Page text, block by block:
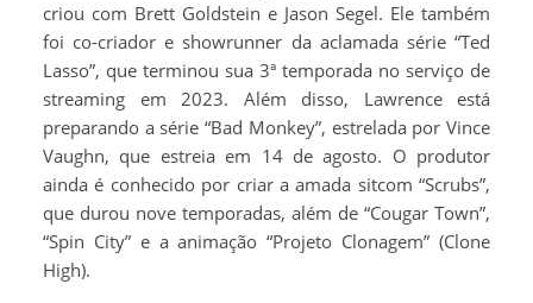
criou com Brett Goldstein e Jason Segel. Ele também
foi co-criador e showrunner da aclamada série “Ted
Lasso”, que terminou sua 3ª temporada no serviço de
streaming em 2023. Além disso, Lawrence está
preparando a série “Bad Monkey”, estrelada por Vince
Vaughn, que estreia em 14 de agosto. O produtor
ainda é conhecido por criar a amada sitcom “Scrubs”,
que durou nove temporadas, além de “Cougar Town”,
“Spin City” e a animação “Projeto Clonagem” (Clone
High).